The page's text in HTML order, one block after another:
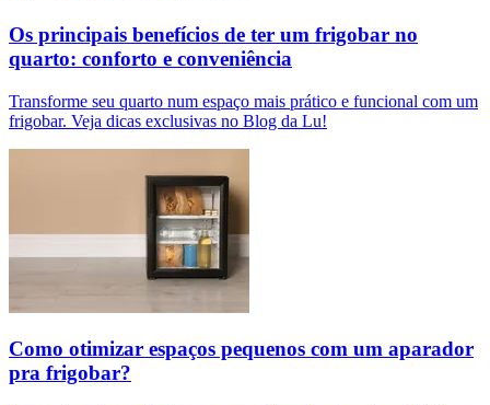
Os principais benefícios de ter um frigobar no
quarto: conforto e conveniência
Transforme seu quarto num espaço mais prático e funcional com um
frigobar. Veja dicas exclusivas no Blog da Lu!
Como otimizar espaços pequenos com um aparador
pra frigobar?